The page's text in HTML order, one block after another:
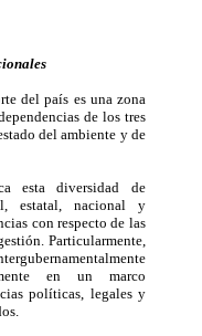
del país es una zona
de los tres
del ambiente y de
esta diversidad de
estatal, nacional y
con respecto de las
Particularmente,
en un marco
políticas, legales y